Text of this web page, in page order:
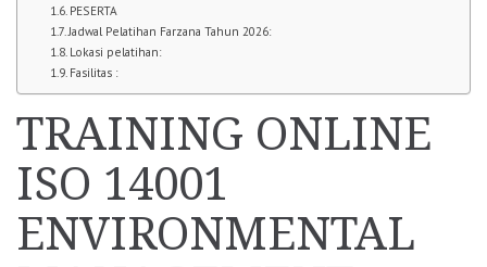
PESERTA
Jadwal Pelatihan Farzana Tahun 2026:
Lokasi pelatihan:
Fasilitas :
TRAINING ONLINE
ISO 14001
ENVIRONMENTAL